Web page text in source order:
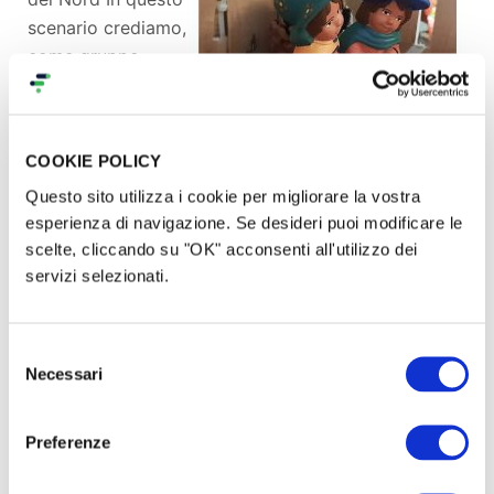
COOKIE POLICY
Questo sito utilizza i cookie per migliorare la vostra
esperienza di navigazione. Se desideri puoi modificare le
scelte, cliccando su "OK" acconsenti all'utilizzo dei
servizi selezionati.
delNecessari
Preferenze
scenario crediamo,
come gruppo
politico e
allargare la
discussione agli
stili di vita
alternativi che
possono
l’unica forma di difesa e protesta efficace contro il
necessario ripartire dai territori, dalle competenze,
dai prodotti, dalle tradizioni locali per provare a